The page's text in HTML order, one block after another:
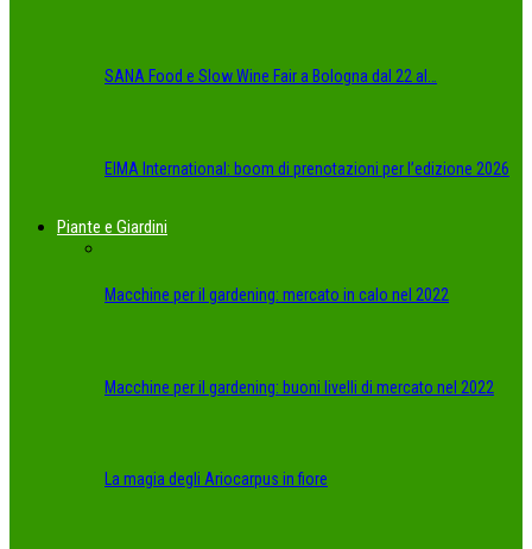
SANA Food e Slow Wine Fair a Bologna dal 22 al…
EIMA International: boom di prenotazioni per l’edizione 2026
Piante e Giardini
Macchine per il gardening: mercato in calo nel 2022
Macchine per il gardening: buoni livelli di mercato nel 2022
La magia degli Ariocarpus in fiore